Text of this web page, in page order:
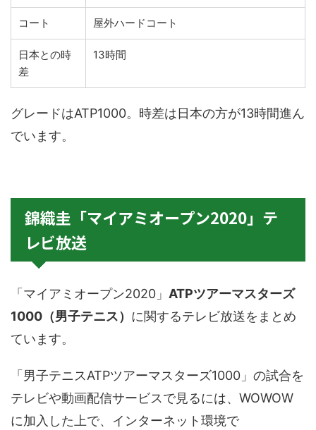
コート 屋外ハードコート
日本との時
差
13時間
グレードはATP1000。時差は日本の方が13時間進ん
でいます。
錦織圭「マイアミオープン2020」テ
レビ放送
「マイアミオープン2020」 ATPツアーマスターズ
1000（男子テニス） に関するテレビ放送をまとめ
ています。
「男子テニスATPツアーマスターズ1000」の試合を
テレビや動画配信サービスで見るには、WOWOW
に加入した上で、インターネット環境で